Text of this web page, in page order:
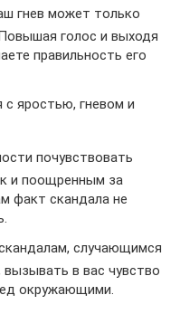
гнев может только
голос и выходя
правильность его
с яростью, гневом и
почувствовать
и поощренным за
факт скандала не
случающимся
в вас чувство
окружающими.